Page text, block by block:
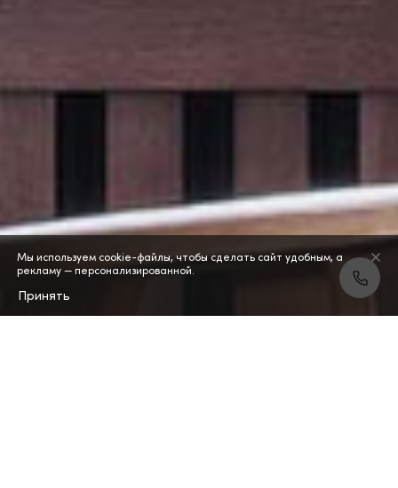
Мы используем cookie-файлы, чтобы сделать сайт удобным, а
рекламу — персонализированной.
Принять